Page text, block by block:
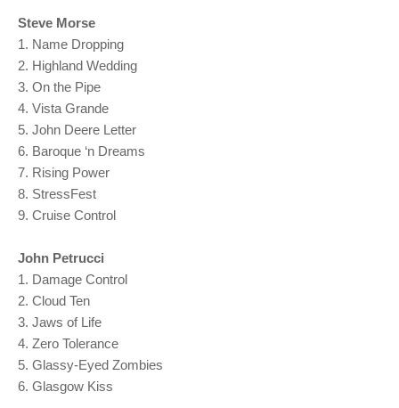
Steve Morse
1. Name Dropping
2. Highland Wedding
3. On the Pipe
4. Vista Grande
5. John Deere Letter
6. Baroque ‘n Dreams
7. Rising Power
8. StressFest
9. Cruise Control
John Petrucci
1. Damage Control
2. Cloud Ten
3. Jaws of Life
4. Zero Tolerance
5. Glassy-Eyed Zombies
6. Glasgow Kiss